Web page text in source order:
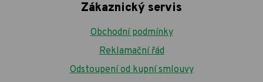
Zákaznický servis
Obchodní podmínky
Reklamační řád
Odstoupení od kupní smlouvy